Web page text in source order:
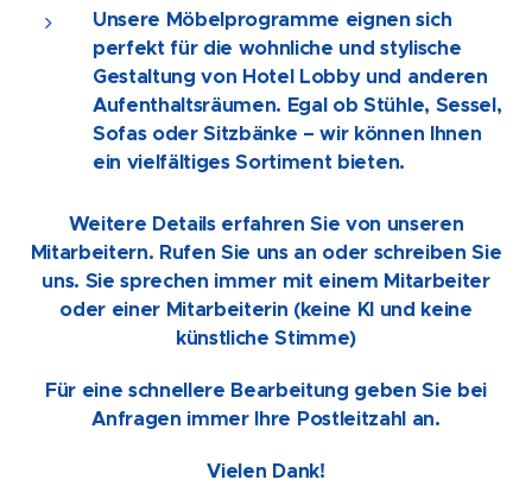
Unsere Möbelprogramme eignen sich
perfekt für die wohnliche und stylische
Gestaltung von Hotel Lobby und anderen
Aufenthaltsräumen. Egal ob Stühle, Sessel,
Sofas oder Sitzbänke – wir können Ihnen
ein vielfältiges Sortiment bieten.
Weitere Details erfahren Sie von unseren
Mitarbeitern. Rufen Sie uns an oder schreiben Sie
uns. Sie sprechen immer mit einem Mitarbeiter
oder einer Mitarbeiterin (keine KI und keine
künstliche Stimme)
Für eine schnellere Bearbeitung geben Sie bei
Anfragen immer Ihre Postleitzahl an.
Vielen Dank!